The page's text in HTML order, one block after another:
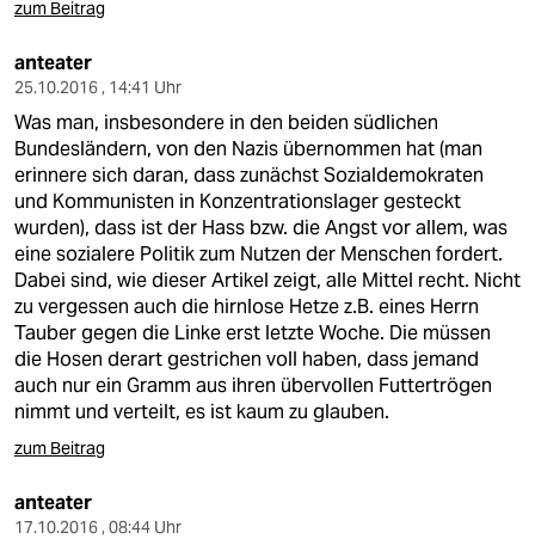
zum Beitrag
anteater
25.10.2016 , 14:41 Uhr
Was man, insbesondere in den beiden südlichen
Bundesländern, von den Nazis übernommen hat (man
erinnere sich daran, dass zunächst Sozialdemokraten
und Kommunisten in Konzentrationslager gesteckt
wurden), dass ist der Hass bzw. die Angst vor allem, was
eine sozialere Politik zum Nutzen der Menschen fordert.
Dabei sind, wie dieser Artikel zeigt, alle Mittel recht. Nicht
zu vergessen auch die hirnlose Hetze z.B. eines Herrn
Tauber gegen die Linke erst letzte Woche. Die müssen
die Hosen derart gestrichen voll haben, dass jemand
auch nur ein Gramm aus ihren übervollen Futtertrögen
nimmt und verteilt, es ist kaum zu glauben.
zum Beitrag
anteater
17.10.2016 , 08:44 Uhr